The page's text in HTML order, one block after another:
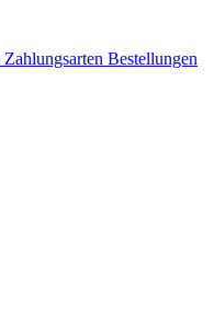
Zahlungsarten Bestellungen